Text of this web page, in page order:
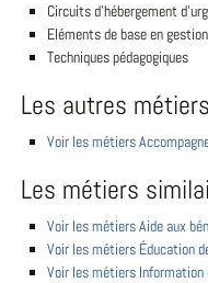
Circuits d'hébergement
Eléments de base en
Techniques pédagogiques
Les autres
Voir les métiers
Les métiers
Voir les métiers Aide aux
Voir les métiers Éducation
Voir les métiers